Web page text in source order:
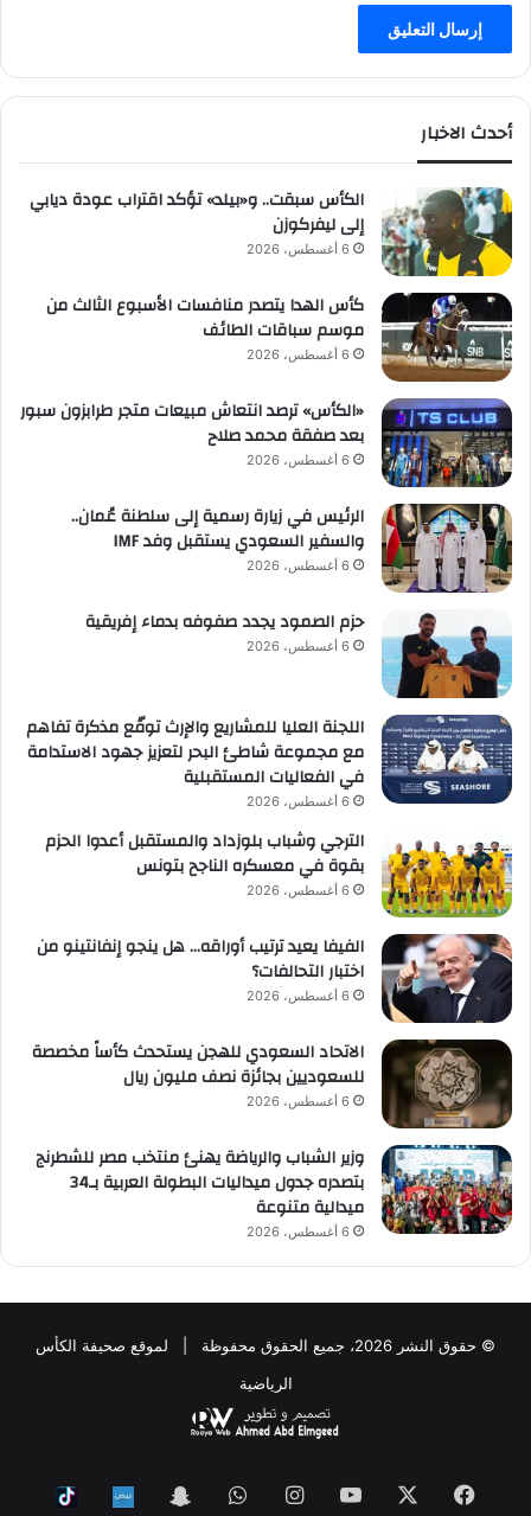
أحدث الاخبار
الكأس سبقت.. و«بيلد» تؤكد اقتراب عودة ديابي
إلى ليفركوزن
6 أغسطس، 2026
كأس الهدا يتصدر منافسات الأسبوع الثالث من
موسم سباقات الطائف
6 أغسطس، 2026
«الكأس» ترصد انتعاش مبيعات متجر طرابزون سبور
بعد صفقة محمد صلاح
6 أغسطس، 2026
الرئيس في زيارة رسمية إلى سلطنة عُمان..
والسفير السعودي يستقبل وفد IMF
6 أغسطس، 2026
حزم الصمود يجدد صفوفه بدماء إفريقية
6 أغسطس، 2026
اللجنة العليا للمشاريع والإرث توقّع مذكرة تفاهم
مع مجموعة شاطئ البحر لتعزيز جهود الاستدامة
في الفعاليات المستقبلية
6 أغسطس، 2026
الترجي وشباب بلوزداد والمستقبل أعدوا الحزم
بقوة في معسكره الناجح بتونس
6 أغسطس، 2026
الفيفا يعيد ترتيب أوراقه… هل ينجو إنفانتينو من
اختبار التحالفات؟
6 أغسطس، 2026
الاتحاد السعودي للهجن يستحدث كأساً مخصصة
للسعوديين بجائزة نصف مليون ريال
6 أغسطس، 2026
وزير الشباب والرياضة يهنئ منتخب مصر للشطرنج
بتصدره جدول ميداليات البطولة العربية بـ34
ميدالية متنوعة
6 أغسطس، 2026
© حقوق النشر 2026، جميع الحقوق محفوظة | لموقع صحيفة الكأس
الرياضية
فيسبوك ‫YouTubeانستقرامواتساب Snapchat
Nabd